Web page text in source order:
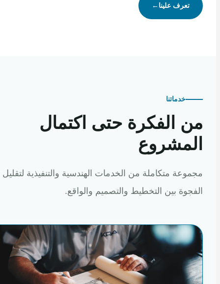
تعرف علينا←
خدماتنا
الفكرة حتى اكتمال
متكاملة من الخدمات الهندسية والتنفيذية لتقليل
بين التخطيط والتصميم والواقع.